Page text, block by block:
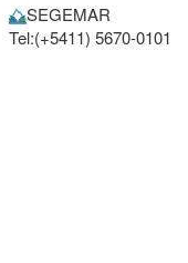
SEGEMAR
Tel:(+5411) 5670-0101